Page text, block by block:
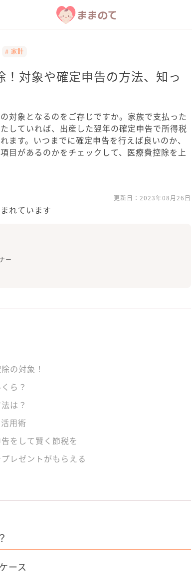
# 家計
！対象や確定申告の方法、知っ
対象となるのをご存じですか。家族で支払った
していれば、出産した翌年の確定申告で所得税
ます。いつまでに確定申告を行えば良いのか、
目があるのかをチェックして、医療費控除を上
更新日： 2023年08月26日
れています
ー
の対象！
ら？
は？
用術
をして賢く節税を
レゼントがもらえる
ース